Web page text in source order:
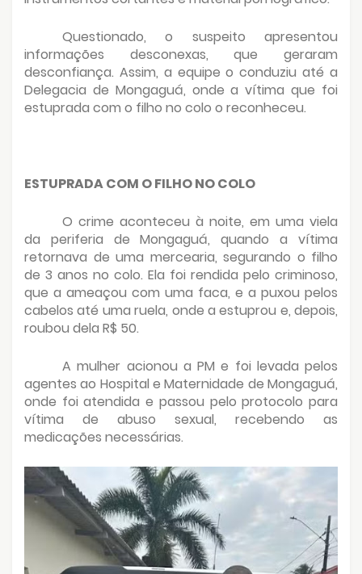
Questionado, o suspeito apresentou
informações desconexas, que geraram
desconfiança. Assim, a equipe o conduziu até a
Delegacia de Mongaguá, onde a vítima que foi
estuprada com o filho no colo o reconheceu.
ESTUPRADA COM O FILHO NO COLO
O crime aconteceu à noite, em uma viela
da periferia de Mongaguá, quando a vítima
retornava de uma mercearia, segurando o filho
de 3 anos no colo. Ela foi rendida pelo criminoso,
que a ameaçou com uma faca, e a puxou pelos
cabelos até uma ruela, onde a estuprou e, depois,
roubou dela R$ 50.
A mulher acionou a PM e foi levada pelos
agentes ao Hospital e Maternidade de Mongaguá,
onde foi atendida e passou pelo protocolo para
vítima de abuso sexual, recebendo as
medicações necessárias.